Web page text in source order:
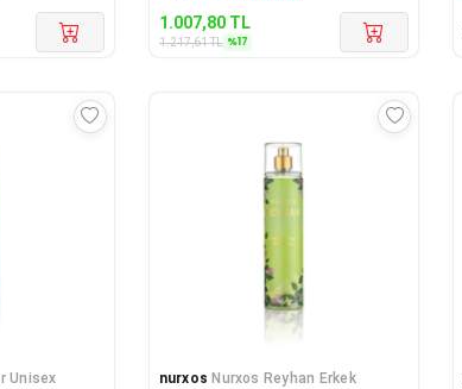
1.007,80 TL
1.217,61TL %17
Unisex
nurxos Nurxos Reyhan Erkek